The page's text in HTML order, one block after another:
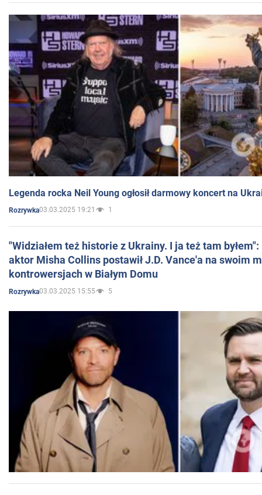
Legenda rocka Neil Young ogłosił darmowy koncert na
Rozrywka03.03.2025 19:21 1
"Widziałem też historie z Ukrainy. I ja też tam
aktor Misha Collins postawił J.D. Vance'a na swoim
kontrowersjach w Białym Domu
Rozrywka03.03.2025 15:55 5